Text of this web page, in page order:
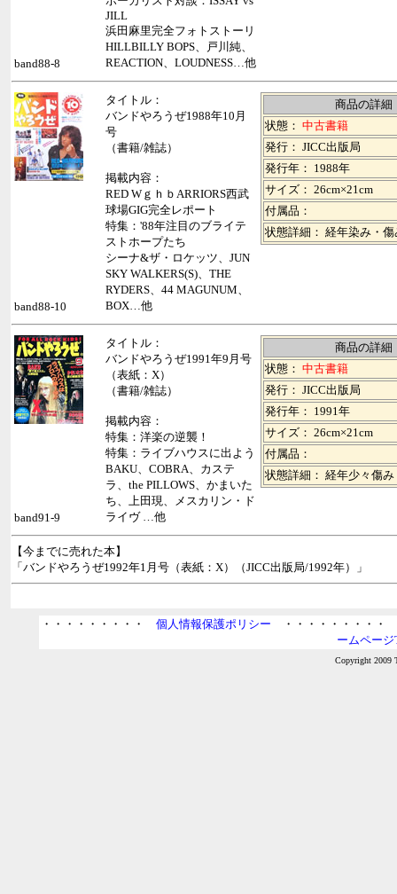
JILL
浜田麻里完全フォトストーリ
HILLBILLY BOPS、戸川純、
REACTION、LOUDNESS…他
band88-8
タイトル：
バンドやろうぜ1988年10月
号
（書籍/雑誌）
掲載内容：
RED WｇｈｂARRIORS西武
球場GIG完全レポート
特集：'88年注目のブライテ
ストホープたち
シーナ&ザ・ロケッツ、JUN
SKY WALKERS(S)、THE
RYDERS、44 MAGUNUM、
BOX…他
商品の詳細
状態： 中古書籍
発行： JICC出版局
発行年： 1988年
サイズ： 26cm×21cm
付属品：
状態詳細： 経年染み・
band88-10
タイトル：
バンドやろうぜ1991年9月号
（表紙：X）
（書籍/雑誌）
掲載内容：
特集：洋楽の逆襲！
特集：ライブハウスに出よう
BAKU、COBRA、カステ
ラ、the PILLOWS、かまいた
ち、上田現、メスカリン・ド
ライヴ …他
商品の詳細
状態： 中古書籍
発行： JICC出版局
発行年： 1991年
サイズ： 26cm×21cm
付属品：
状態詳細： 経年少々傷
band91-9
【今までに売れた本】
「バンドやろうぜ1992年1月号（表紙：X）（JICC出版局/1992年）」
・・・・・・・・・個人情報保護ポリシー ・・・・・・・・
ームページ
Copyright 2009